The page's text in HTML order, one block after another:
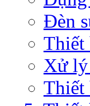
Đèn
Thiết
Xử
Thiết